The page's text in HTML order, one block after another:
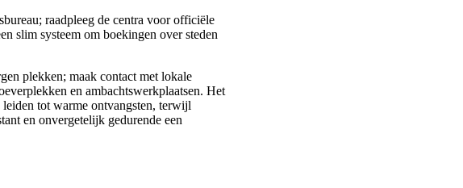
raadpleeg de centra voor officiële
slim systeem om boekingen over steden
plekken; maak contact met lokale
en ambachtswerkplaatsen. Het
tot warme ontvangsten, terwijl
en onvergetelijk gedurende een